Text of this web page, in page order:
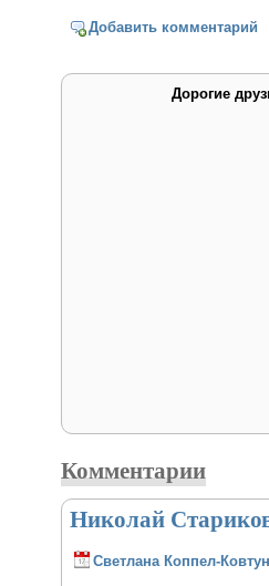
Добавить комментарий
Дорогие
Комментарии
Николай
Светлана Коппел-Ковтун